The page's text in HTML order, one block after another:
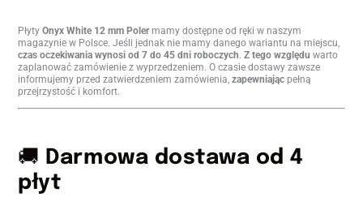
PłytyOnyx White 12 mm Polermamy dostępne od ręki w naszym
magazynie w Polsce. Jeśli jednak nie mamy danego wariantu na miejscu,
czas oczekiwania wynosi od 7 do 45 dni roboczych.Z tego względu warto
zaplanować zamówienie z wyprzedzeniem. O czasie dostawy zawsze
informujemy przed zatwierdzeniem zamówienia,zapewniając pełną
przejrzystość i komfort.
🚚 Darmowa dostawa od 4
płyt